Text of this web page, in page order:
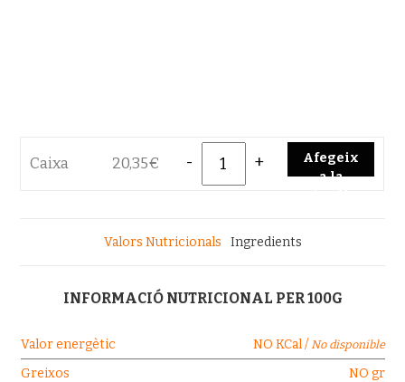
Caixa 20,35€
Afegeix
a la
Valors Nutricionals Ingredients
INFORMACIÓ NUTRICIONAL PER 100G
Valor energètic NO KCal / No disponible
Greixos
NO gr